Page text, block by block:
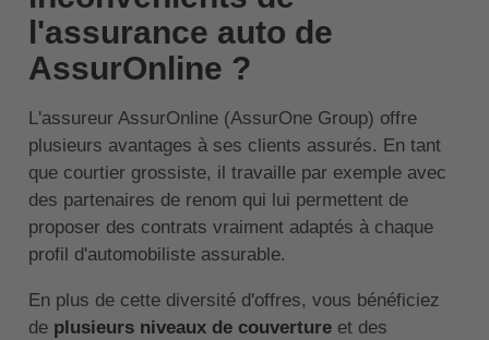
l'assurance auto de
AssurOnline ?
L'assureur AssurOnline (AssurOne Group) offre
plusieurs avantages à ses clients assurés. En tant
que courtier grossiste, il travaille par exemple avec
des partenaires de renom qui lui permettent de
proposer des contrats vraiment adaptés à chaque
profil d'automobiliste assurable.
En plus de cette diversité d'offres, vous bénéficiez
deplusieurs niveaux de couvertureet des